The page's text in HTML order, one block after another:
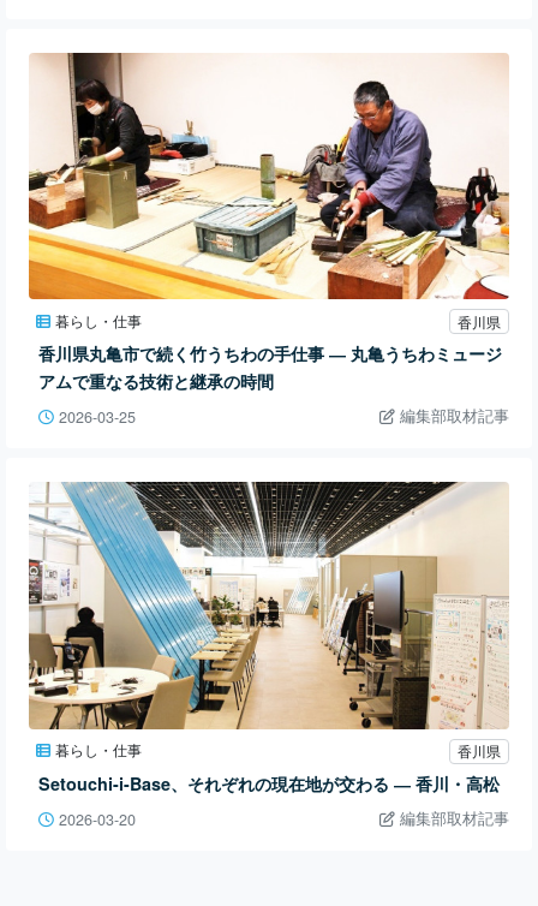
暮らし・仕事 香川県
香川県丸亀市で続く竹うちわの手仕事 ― 丸亀うちわミュージ
アムで重なる技術と継承の時間
2026-03-25 編集部取材記事
暮らし・仕事 香川県
Setouchi-i-Base、それぞれの現在地が交わる ― 香川・高松
2026-03-20 編集部取材記事